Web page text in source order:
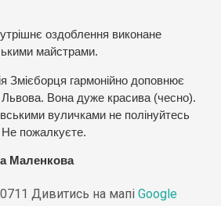
оздоблення виконане
майстрами.
Змієборця гармонійно доповнює
Львова. Вона дуже красива (чесно).
вуличками не полінуйтесь
Не пожалкуєте.
Маленкова
Дивитись на мапі Google